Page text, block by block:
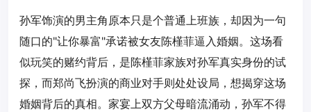
孙军饰演的男主角原本只是个普通上班族，却因为一句
随口的"让你暴富"承诺被女友陈槿菲逼入婚姻。这场看
似玩笑的赌约背后，是陈槿菲家族对孙军真实身份的试
探，而郑尚飞扮演的商业对手则处处设局，想揭穿这场
婚姻背后的真相。家宴上双方父母暗流涌动，孙军不得